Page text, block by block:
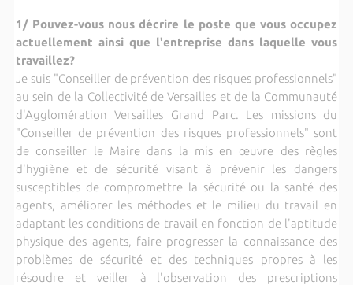
1/ Pouvez-vous nous décrire le poste que vous occupez
actuellement ainsi que l'entreprise dans laquelle vous
travaillez?
Je suis "Conseiller de prévention des risques professionnels"
au sein de la Collectivité de Versailles et de la Communauté
d'Agglomération Versailles Grand Parc. Les missions du
"Conseiller de prévention des risques professionnels" sont
de conseiller le Maire dans la mis en œuvre des règles
d'hygiène et de sécurité visant à prévenir les dangers
susceptibles de compromettre la sécurité ou la santé des
agents, améliorer les méthodes et le milieu du travail en
adaptant les conditions de travail en fonction de l'aptitude
physique des agents, faire progresser la connaissance des
problèmes de sécurité et des techniques propres à les
résoudre et veiller à l'observation des prescriptions